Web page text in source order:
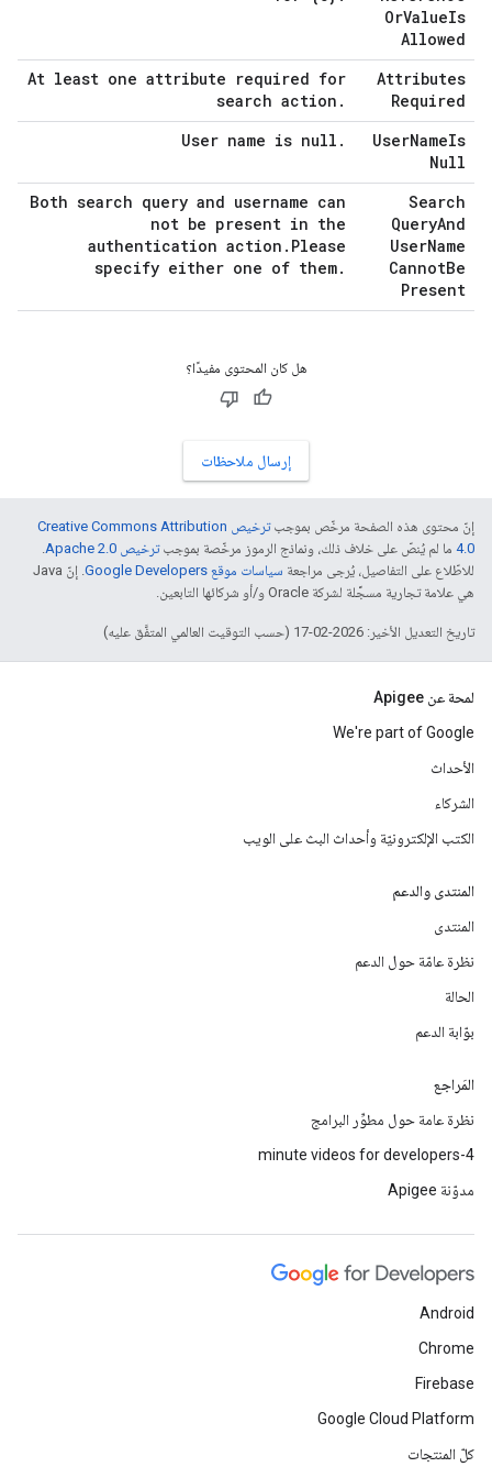
OrValueIs
Allowed
Attributes
Required
At least one attribute required for
search action .
UserNameIs
Null
User name is null .
Search
QueryAnd
UserName
CannotBe
Present
Both search query and username can
not be present in the
authentication action . Please
specify either one of them.
هل كان المحتوى مفيدًا؟
إرسال ملاحظات
إنّ محتوى هذه الصفحة مرخّص بموجب
ترخيص Creative Commons Attribution
4.0‏ ما لم يُنصّ على خلاف ذلك، ونماذج الرموز مرخّصة بموجبترخيص Apache 2.0‏
.
للاطّلاع على التفاصيل، يُرجى مراجعة سياسات موقع Google Developers‏
. إنّ Java
هي علامة تجارية مسجَّلة لشركة Oracle و/أو شركائها التابعين.
تاريخ التعديل الأخير: 2026-02-17 (حسب التوقيت العالمي المتفَّق عليه)
لمحة عن Apigee
We're part of Google
الأحداث
الشركاء
الكتب الإلكترونيّة وأحداث البث على الويب
المنتدى والدعم
المنتدى
نظرة عامّة حول الدعم
الحالة
بوّابة الدعم
المَراجع
نظرة عامة حول مطوِّر البرامج
4-minute videos for developers
مدوّنة Apigee
Android
Chrome
Firebase
Google Cloud Platform
كلّ المنتجات